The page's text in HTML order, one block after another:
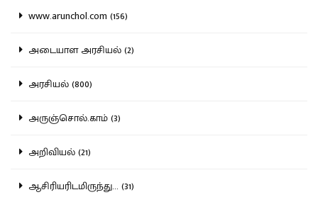
www.arunchol.com (156)
அடையாள அரசியல் (2)
அரசியல் (800)
அருஞ்சொல்.காம் (3)
அறிவியல் (21)
ஆசிரியரிடமிருந்து... (31)